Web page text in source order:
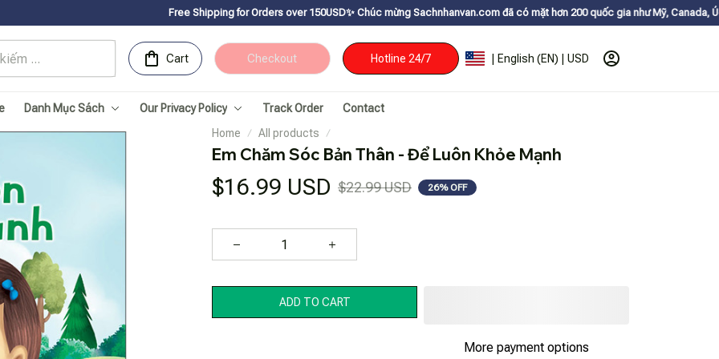
Free Shipping for Orders over 150USDㅤ✨ Chúc mừng Sachnhanvan.com đã có mặt hơn 200 quốc gia như Mỹ, Canada, Úc, Nhật, Hàn, và
Cart Checkout Hotline 24/7 | English (EN) | USD
Danh Mục Sách Our Privacy Policy Track Order
Contact
Home
All products
Em Chăm Sóc Bản Thân - Để Luôn Khỏe Mạnh
$16.99 USD $22.99 USD 26% OFF
ADD TO CART
More payment options